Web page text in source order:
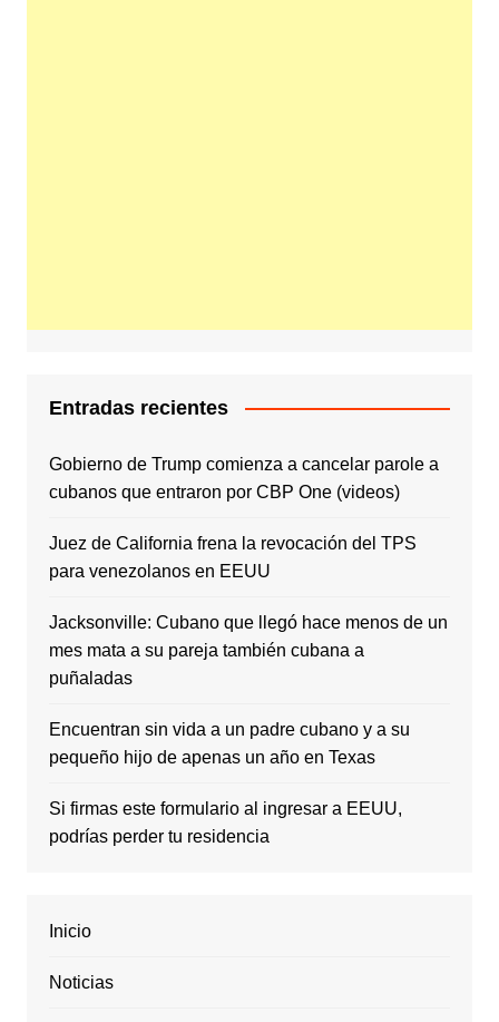
Entradas recientes
Gobierno de Trump comienza a cancelar parole a
cubanos que entraron por CBP One (videos)
Juez de California frena la revocación del TPS
para venezolanos en EEUU
Jacksonville: Cubano que llegó hace menos de un
mes mata a su pareja también cubana a
puñaladas
Encuentran sin vida a un padre cubano y a su
pequeño hijo de apenas un año en Texas
Si firmas este formulario al ingresar a EEUU,
podrías perder tu residencia
Inicio
Noticias